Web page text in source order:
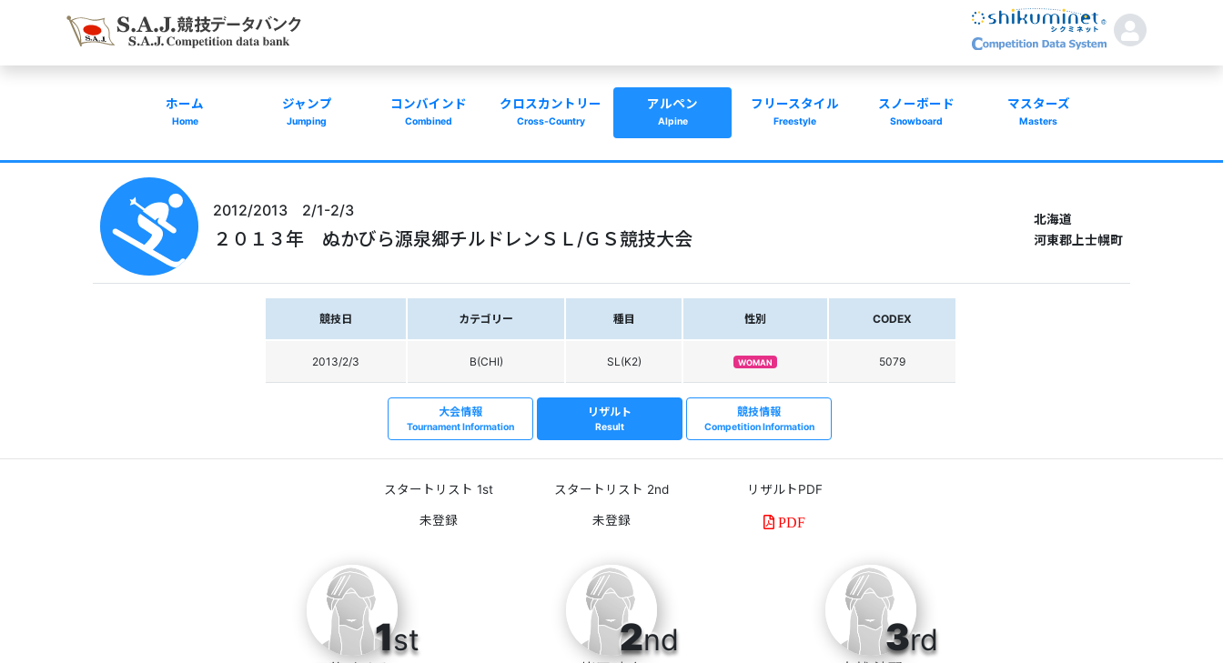
ホーム
Home
ジャンプ
Jumping
コンバインド
Combined
クロスカントリー
Cross-Country
アルペン
Alpine
フリースタイル
Freestyle
スノーボード
Snowboard
マスターズ
Masters
2012/2013 2/1-2/3
２０１３年 ぬかびら源泉郷チルドレンＳＬ/ＧＳ競技大会
北海道
河東郡上士幌町
競技日 カテゴリー 種目 性別 CODEX
2013/2/3 B(CHI) SL(K2) WOMAN 5079
大会情報
Tournament Information
リザルト
Result
競技情報
Competition Information
スタートリスト 1st スタートリスト 2nd リザルトPDF
PDF
1st 2nd 3rd